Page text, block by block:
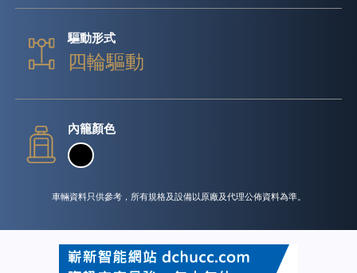
驅動形式
四輪驅動
內籠顏色
車輛資料只供參考，所有規格及設備以原廠及代理公佈資料為準。